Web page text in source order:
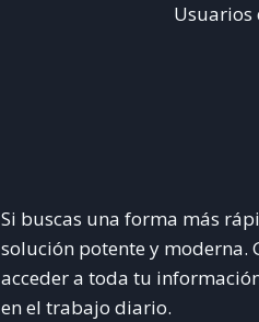
Si buscas una forma más
solución potente y moderna.
acceder a toda tu
en el trabajo diario.